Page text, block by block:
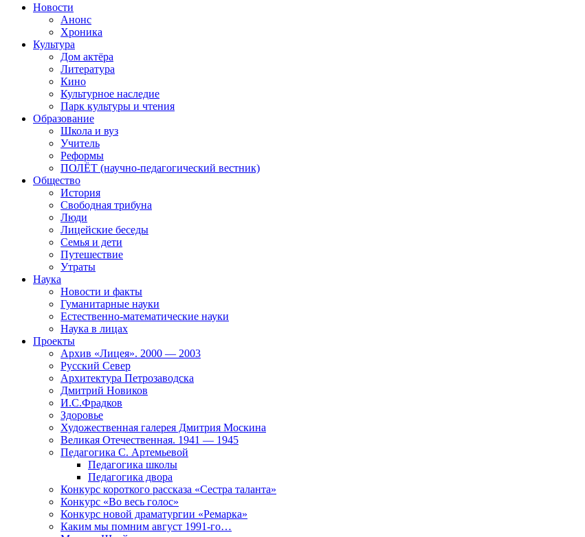
Новости
Анонс
Хроника
Культура
Дом актёра
Литература
Кино
Культурное наследие
Парк культуры и чтения
Образование
Школа и вуз
Учитель
Реформы
ПОЛЁТ (научно-педагогический вестник)
Общество
История
Свободная трибуна
Люди
Лицейские беседы
Семья и дети
Путешествие
Утраты
Наука
Новости и факты
Гуманитарные науки
Естественно-математические науки
Наука в лицах
Проекты
Архив «Лицея». 2000 — 2003
Русский Север
Архитектура Петрозаводска
Дмитрий Новиков
И.С.Фрадков
Здоровье
Художественная галерея Дмитрия Москина
Великая Отечественная. 1941 — 1945
Педагогика С. Артемьевой
Педагогика школы
Педагогика двора
Конкурс короткого рассказа «Сестра таланта»
Конкурс «Во весь голос»
Конкурс новой драматургии «Ремарка»
Каким мы помним август 1991-го…